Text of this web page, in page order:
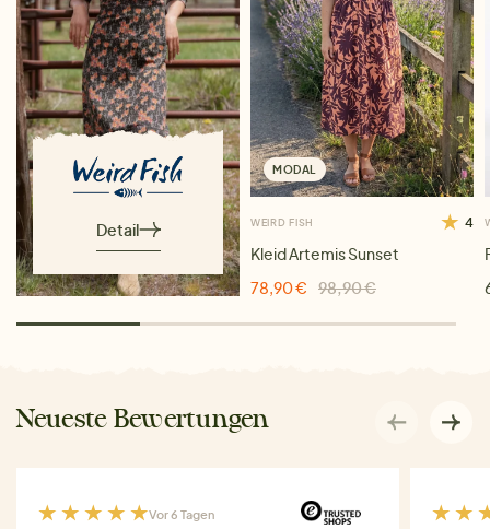
Detail
MODAL
WEIRD FISH 4
Kleid Artemis Sunset
78,90 €
98,90 €
Neueste Bewertungen
Vor 6 Tagen